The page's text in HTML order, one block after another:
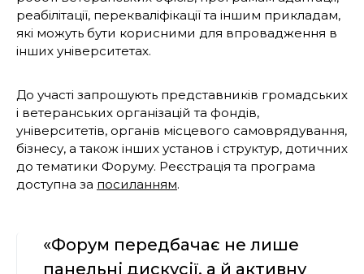
реабілітації, перекваліфікації та іншим прикладам,
які можуть бути корисними для впровадження в
інших університетах.
До участі запрошують представників громадських
і ветеранських організацій та фондів,
університетів, органів місцевого самоврядування,
бізнесу, а також інших установ і структур, дотичних
до тематики Форуму. Реєстрація та програма
доступна за посиланням.
«Форум передбачає не лише
панельні дискусії, а й активну